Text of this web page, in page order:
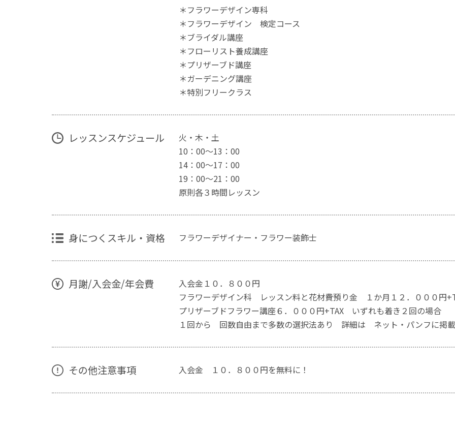
＊フラワーデザイン専科
＊フラワーデザイン 検定コース
＊ブライダル講座
＊フローリスト養成講座
＊プリザーブド講座
＊ガーデニング講座
＊特別フリークラス
レッスンスケジュール
火・木・土
10：00～13：00
14：00～17：00
19：00～21：00
原則各３時間レッスン
身につくスキル・資格 フラワーデザイナー・フラワー装飾士
月謝/入会金/年会費
入会金１０．８００円
フラワーデザイン科 レッスン料と花材費預り金 １か月１２．０００円
プリザーブドフラワー講座６．０００円+TAX いずれも着き２回の場合
１回から 回数自由まで多数の選択法あり 詳細は ネット・パンフに掲載
その他注意事項 入会金 １０．８００円を無料に！